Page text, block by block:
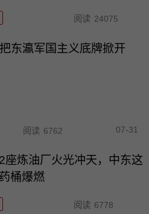
阅读 24075
东瀛军国主义底牌掀开
阅读 6762 07-31
座炼油厂火光冲天，中东这
桶爆燃
阅读 6778